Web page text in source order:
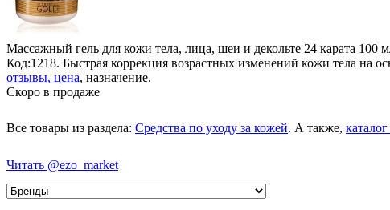
Массажный гель для кожи тела, лица, шеи и декольте 24 карата 100
Код:1218. Быстрая коррекция возрастных изменений кожи тела на
отзывы, цена, назначение.
Скоро в продаже
Все товары из раздела: Средства по уходу за кожей. А также,
Читать @ezo_market